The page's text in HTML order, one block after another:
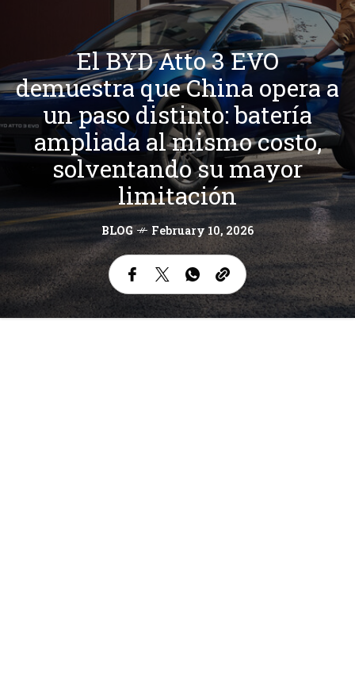
El BYD Atto 3 EVO
demuestra que China opera a
un paso distinto: batería
ampliada al mismo costo,
solventando su mayor
limitación
BLOG February 10, 2026